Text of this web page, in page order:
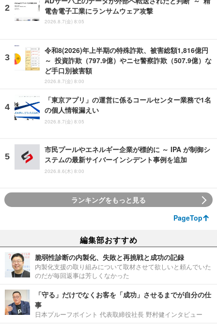
電舎電子工業にランサムウェア攻撃
2026.8.7(金) 8:05
令和8(2026)年上半期の特殊詐欺、被害総額1,816億円
～ 投資詐欺（797.9億）やニセ警察詐欺（507.9億）な
ど手口別被害額
2026.8.7(金) 8:00
「東京アプリ」の運営に係るコールセンター業務で1名
の個人情報漏えい
2026.8.7(金) 8:05
市民プールやエネルギー企業が標的に ～ IPA が制御シ
ステムの最新サイバーインシデント事例を追加
2026.8.6(木) 8:00
ランキングをもっと見る
PageTop
編集部おすすめ
脆弱性診断の内製化、失敗と再挑戦と成功の記録
内製化支援の取り組みについて取材させて欲しいと頼んでいた
のだが毎回返事は芳しくなかった
「守る」だけでなくお客を「成功」させるまでが自分の仕
事
日本プルーフポイント 代表取締役社長 野村健インタビュー